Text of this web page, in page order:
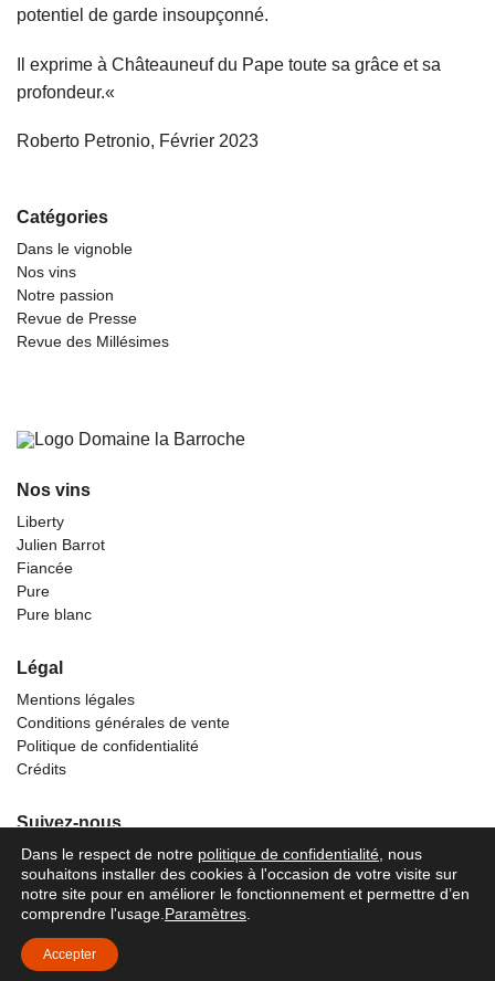
potentiel de garde insoupçonné.
Il exprime à Châteauneuf du Pape toute sa grâce et sa
profondeur.«
Roberto Petronio, Février 2023
Catégories
Dans le vignoble
Nos vins
Notre passion
Revue de Presse
Revue des Millésimes
Nos vins
Liberty
Julien Barrot
Fiancée
Pure
Pure blanc
Légal
Mentions légales
Conditions générales de vente
Politique de confidentialité
Crédits
Suivez-nous
Dans le respect de notre politique de confidentialité , nous
souhaitons installer des cookies à l'occasion de votre visite sur
notre site pour en améliorer le fonctionnement et permettre d’en
comprendre l'usage. Paramètres
Accepter